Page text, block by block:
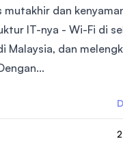
dan
IT-nya - Wi-Fi di
dan